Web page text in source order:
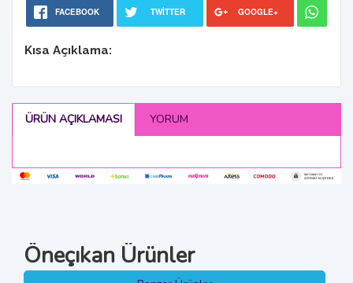
FACEBOOK TWITTER GOOGLE+
Kısa Açıklama:
ÜRÜN AÇIKLAMASI YORUM
Öneçıkan Ürünler